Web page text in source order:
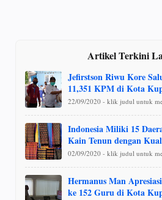
Artikel Terkini
Jefirstson Riwu Kore
11,351 KPM di Kota
22/09/2020 - klik judul untuk
Indonesia Miliki 15
Kain Tenun dengan
02/09/2020 - klik judul untuk
Hermanus Man
ke 152 Guru di Kota